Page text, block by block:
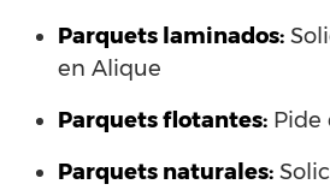
Parquets laminados:
en Alique
Parquets flotantes: Pide
Parquets naturales: